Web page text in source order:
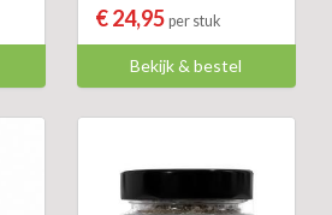
€ 24,95 per stuk
Bekijk & bestel